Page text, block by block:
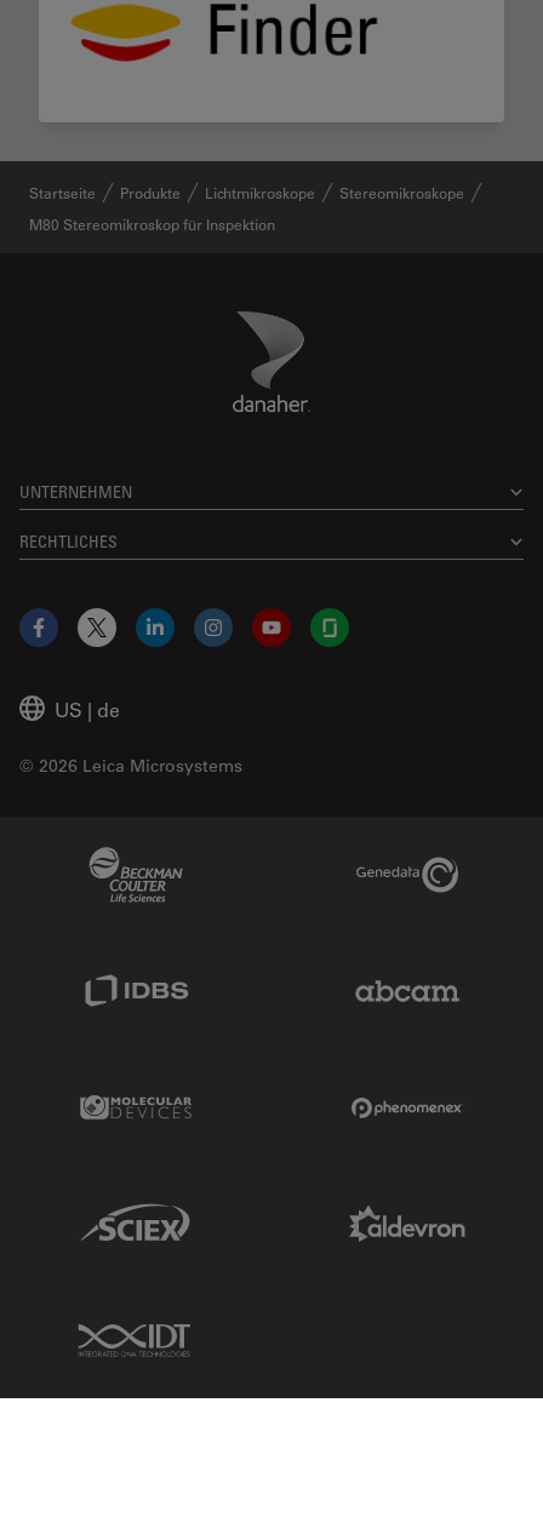
Startseite Produkte Lichtmikroskope
Stereomikroskope
M80 Stereomikroskop für Inspektion
Danaher Logo
UNTERNEHMEN
RECHTLICHES
US | de
© 2026 Leica Microsystems
Facebook
X LinkedInInstagramYouTubeGlassdoor
Genedata Link
Molecular Devices Link
Sciex Link
IDT Link